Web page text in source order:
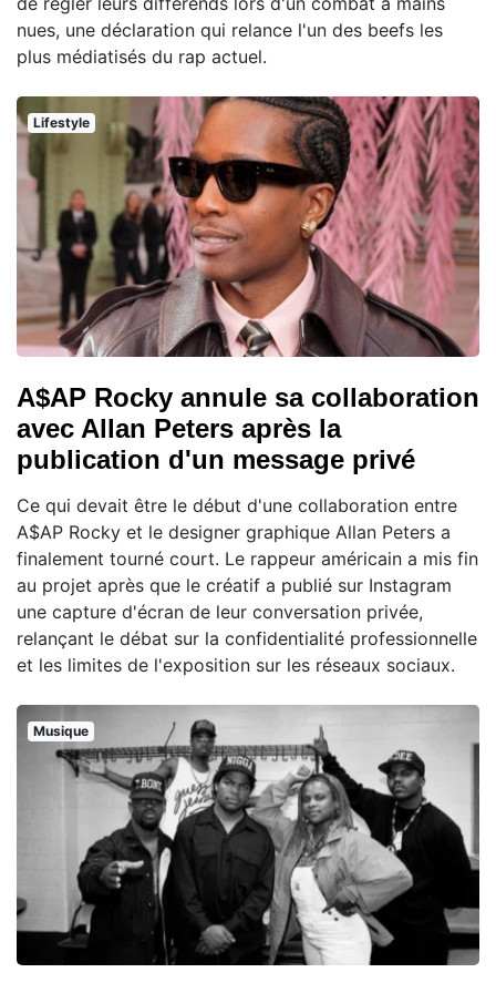
nues, une déclaration qui relance l'un des beefs les
plus médiatisés du rap actuel.
Lifestyle
A$AP Rocky annule sa collaboration
avec Allan Peters après la
publication d'un message privé
Ce qui devait être le début d'une collaboration entre
A$AP Rocky et le designer graphique Allan Peters a
finalement tourné court. Le rappeur américain a mis fin
au projet après que le créatif a publié sur Instagram
une capture d'écran de leur conversation privée,
relançant le débat sur la confidentialité professionnelle
et les limites de l'exposition sur les réseaux sociaux.
Musique